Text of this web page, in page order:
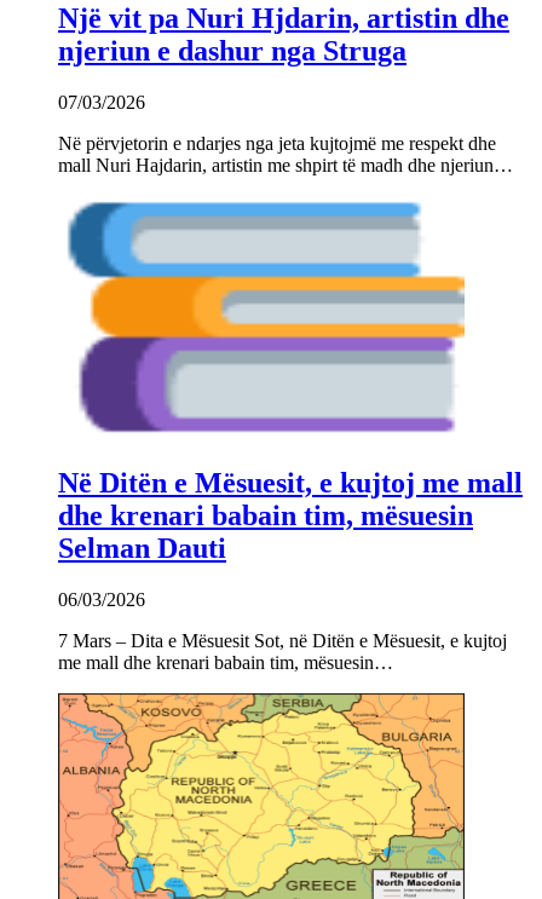
Një vit pa Nuri Hjdarin, artistin dhe
njeriun e dashur nga Struga
07/03/2026
Në përvjetorin e ndarjes nga jeta kujtojmë me respekt dhe
mall Nuri Hajdarin, artistin me shpirt të madh dhe njeriun…
Në Ditën e Mësuesit, e kujtoj me mall
dhe krenari babain tim, mësuesin
Selman Dauti
06/03/2026
7 Mars – Dita e Mësuesit Sot, në Ditën e Mësuesit, e kujtoj
me mall dhe krenari babain tim, mësuesin…